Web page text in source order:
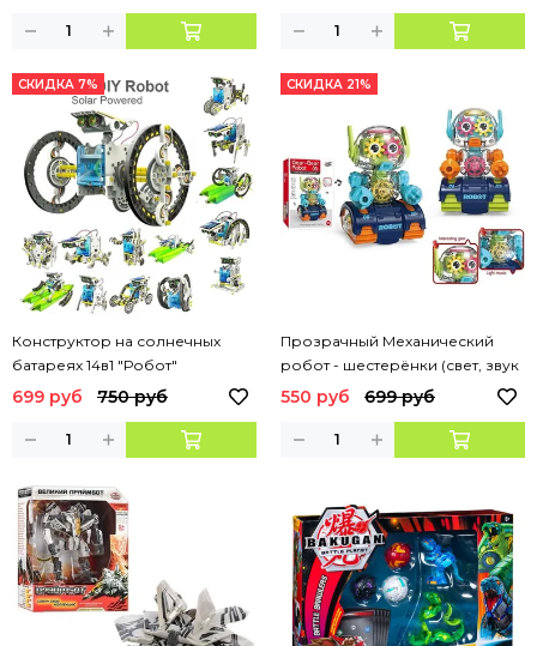
СКИДКА 7%
Конструктор на солнечных
батареях 14в1 "Робот"
699 руб 750 руб
СКИДКА 21%
Прозрачный Механический
робот - шестерёнки (свет, звук
)
550 руб 699 руб